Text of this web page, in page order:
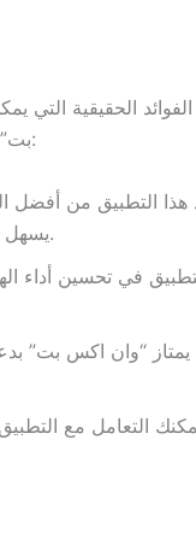
الحقيقية
بت”، إليك أبرز النقاط التي قد تجيب على سؤالك:
هذا التطبيق من أفضل
يسهل الوصول إلى المحتوى بسرعة أكبر.
في تحسين أداء
“وان اكس بت”
التعامل مع